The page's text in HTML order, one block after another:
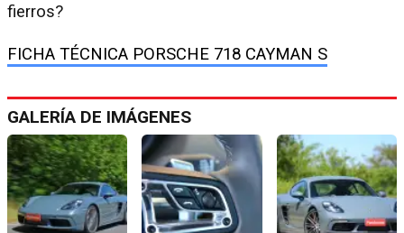
fierros?
FICHA TÉCNICA PORSCHE 718 CAYMAN S
GALERÍA DE IMÁGENES